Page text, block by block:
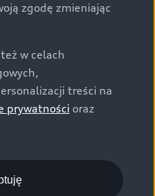
zgodę zmieniając
w celach
treści na
prywatności oraz